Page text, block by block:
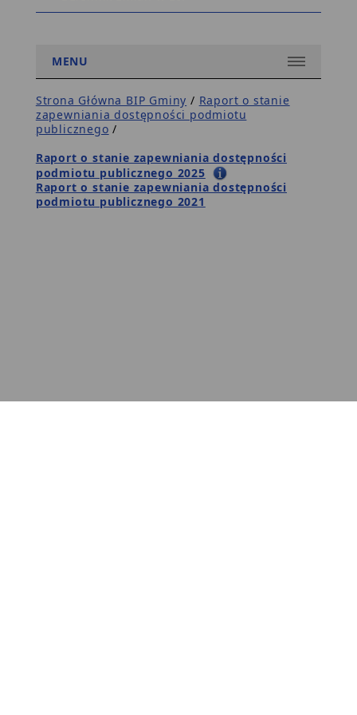
MENU
Strona Główna BIP Gminy / Raport o stanie
zapewniania dostępności podmiotu
publicznego /
Raport o stanie zapewniania dostępności
podmiotu publicznego 2025
Raport o stanie zapewniania dostępności
podmiotu publicznego 2021
nie
konto
w
CEIDG
3
(maila
aktywacyjnego
znajdziesz
w